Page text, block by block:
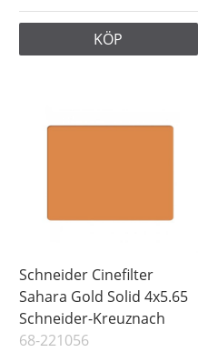
KÖP
Schneider Cinefilter
Sahara Gold Solid 4x5.65
Schneider-Kreuznach
68-221056